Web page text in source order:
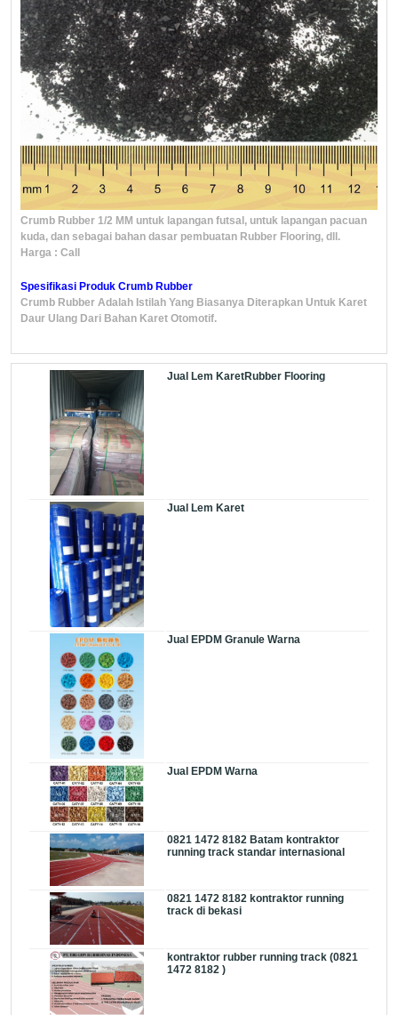
Crumb Rubber 1/2 MM untuk lapangan futsal, untuk lapangan pacuan
kuda, dan sebagai bahan dasar pembuatan Rubber Flooring, dll.
Harga : Call
Spesifikasi Produk Crumb Rubber
Crumb Rubber Adalah Istilah Yang Biasanya Diterapkan Untuk Karet
Daur Ulang Dari Bahan Karet Otomotif.
Jual Lem KaretRubber Flooring
Jual Lem Karet
Jual EPDM Granule Warna
Jual EPDM Warna
0821 1472 8182 Batam kontraktor
running track standar internasional
0821 1472 8182 kontraktor running
track di bekasi
kontraktor rubber running track (0821
1472 8182 )